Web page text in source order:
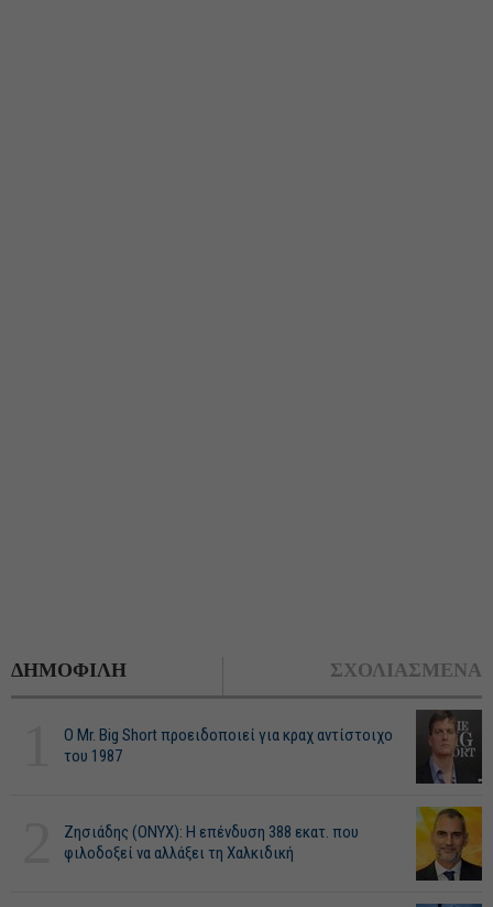
ΔΗΜΟΦΙΛΗ ΣΧΟΛΙΑΣΜΕΝΑ
O Mr. Big Short προειδοποιεί για κραχ αντίστοιχο
του 1987
Ζησιάδης (ONYX): Η επένδυση 388 εκατ. που
φιλοδοξεί να αλλάξει τη Χαλκιδική